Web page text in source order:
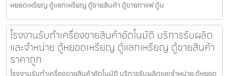
หยอดเหรียญ ตู้แลกเหรียญ ตู้ขายสินค้า ตู้ขายกาแฟ ตู้น
โรงงานรับทำเครื่องขายสินค้า​อัตโนมัติ บริการรับผลิต
และจำหน่าย ตู้หยอดเหรียญ ตู้แลกเหรียญ ตู้ขายสินค้า
ราคาถูก
โรงงานรับทำเครื่องขายสินค้า​อัตโนมัติ บริการรับผลิตและจำหน่าย ตู้หยอด